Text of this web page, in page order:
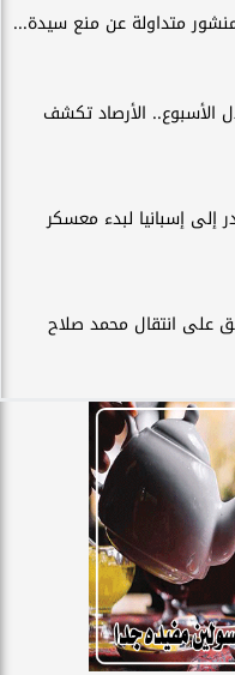
متداولة عن منع سيدة...
الأسبوع.. الأرصاد تكشف
إلى إسبانيا لبدء معسكر
على انتقال محمد صلاح